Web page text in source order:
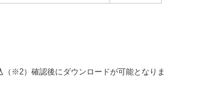
※2）確認後にダウンロードが可能となりま